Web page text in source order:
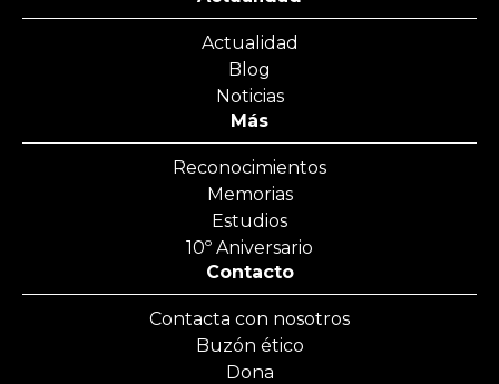
Actualidad
Blog
Noticias
Más
Reconocimientos
Memorias
Estudios
10º Aniversario
Contacto
Contacta con nosotros
Buzón ético
Dona